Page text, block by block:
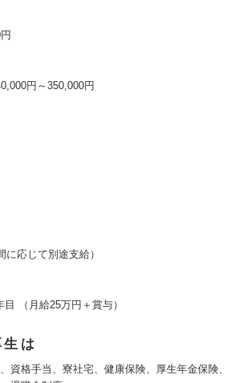
円～350,000円
応じて別途支給）
（月給25万円＋賞与）
は
資格手当、寮社宅、健康保険、厚生年金保険、